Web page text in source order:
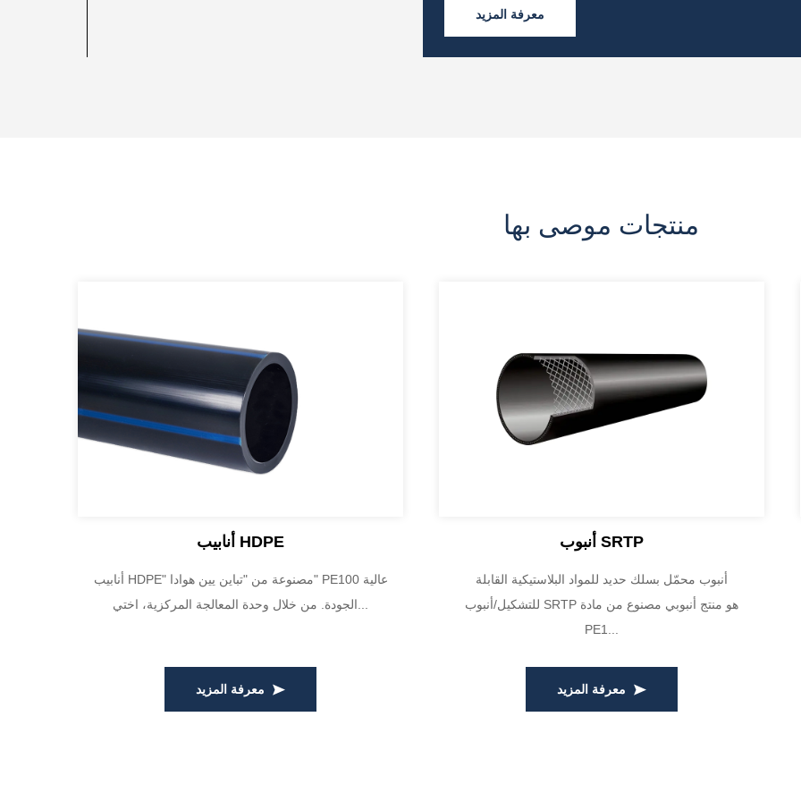
معرفة المزيد
منتجات موصى بها
أنابيب HDPE
أنابيب HDPE" مصنوعة من "تباين يين هوادا" PE100 عالية
معرفة المزيد
أنبوب SRTP
أنبوب محمّل بسلك حديد للمواد البلاستيكية القابلة
للتشكيل/أنبوب SRTP هو منتج أنبوبي مصنوع من مادة
PE1...
معرفة المزيد